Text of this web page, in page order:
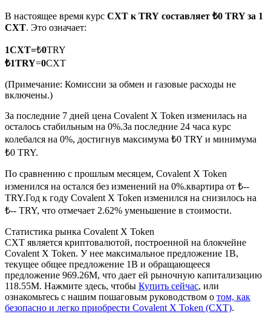
Деривативы на акции, форекс, драгоценные металлы и
сырьевые товары
USDC фьючерсы
Фьючерсы с использованием USDC в качестве
обеспечения
Копирование торговли
В настоящее время курс CXT к TRY составляет ₺0 TRY за 1
CXT. Это означает:
1CXT=₺0TRY
₺1TRY=0CXT
(Примечание: Комиссии за обмен и газовые расходы не
включены.)
За последние 7 дней цена Covalent X Token изменилась на
осталось стабильным на 0%.За последние 24 часа курс
колебался на 0%, достигнув максимума ₺0 TRY и минимума
₺0 TRY.
По сравнению с прошлым месяцем, Covalent X Token
изменился на остался без изменений на 0%.квартира от ₺--
TRY.Год к году Covalent X Token изменился на снизилось на
₺-- TRY, что отмечает 2.62% уменьшение в стоимости.
Статистика рынка Covalent X Token
CXT является криптовалютой, построенной на блокчейне
Covalent X Token. У нее максимальное предложение 1B,
текущее общее предложение 1B и обращающееся
предложение 969.26M, что дает ей рыночную капитализацию
118.55M. Нажмите здесь, чтобы Купить сейчас, или
ознакомьтесь с нашим пошаговым руководством о том, как
безопасно и легко приобрести Covalent X Token (CXT).